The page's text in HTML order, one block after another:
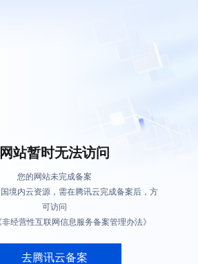
网站暂时无法访问
您的网站未完成备案
境内云资源，需在腾讯云完成备案后，方
可访问
经营性互联网信息服务备案管理办法》
去腾讯云备案